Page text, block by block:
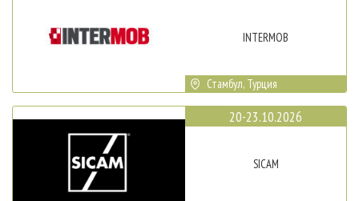
INTERMOB
Стамбул, Турция
20-23.10.2026
SICAM